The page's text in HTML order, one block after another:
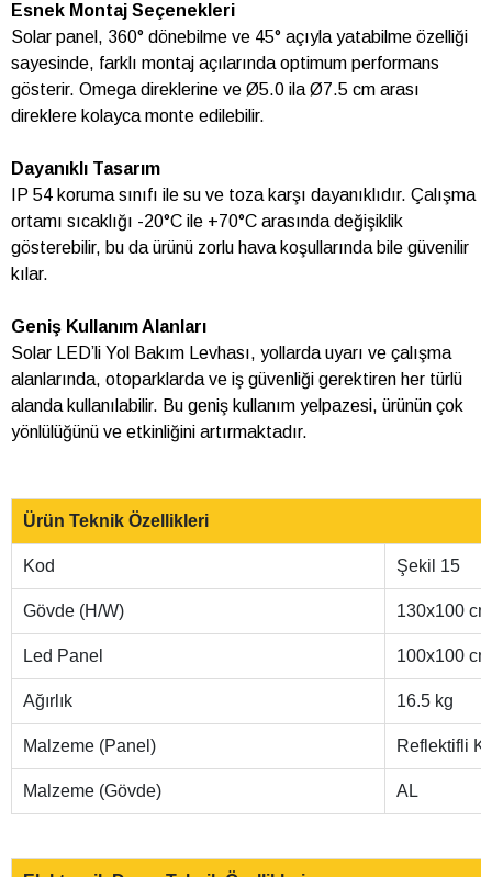
Esnek Montaj Seçenekleri
Solar panel, 360° dönebilme ve 45° açıyla yatabilme özelliği
sayesinde, farklı montaj açılarında optimum performans
gösterir. Omega direklerine ve Ø5.0 ila Ø7.5 cm arası
direklere kolayca monte edilebilir.
Dayanıklı Tasarım
IP 54 koruma sınıfı ile su ve toza karşı dayanıklıdır. Çalışma
ortamı sıcaklığı -20°C ile +70°C arasında değişiklik
gösterebilir, bu da ürünü zorlu hava koşullarında bile güvenilir
kılar.
Geniş Kullanım Alanları
Solar LED’li Yol Bakım Levhası, yollarda uyarı ve çalışma
alanlarında, otoparklarda ve iş güvenliği gerektiren her türlü
alanda kullanılabilir. Bu geniş kullanım yelpazesi, ürünün çok
yönlülüğünü ve etkinliğini artırmaktadır.
Ürün Teknik Özellikleri
Kod Şekil 15
Gövde (H/W) 130x100 cm
Led Panel 100x100 cm
Ağırlık 16.5 kg
Malzeme (Panel) Reflektifli
Malzeme (Gövde) AL